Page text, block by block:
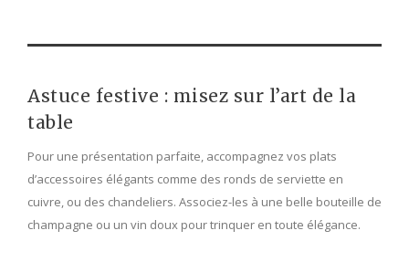
Astuce festive : misez sur l’art de la
table
Pour une présentation parfaite, accompagnez vos plats
d’accessoires élégants comme des ronds de serviette en
cuivre, ou des chandeliers. Associez-les à une belle bouteille de
champagne ou un vin doux pour trinquer en toute élégance.